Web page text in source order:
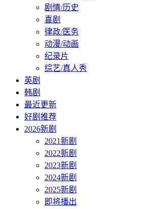
剧情/历史
喜剧
律政/医务
动漫/动画
纪录片
综艺/真人秀
英剧
韩剧
最近更新
好剧推荐
2026新剧
2021新剧
2022新剧
2023新剧
2024新剧
2025新剧
即将播出